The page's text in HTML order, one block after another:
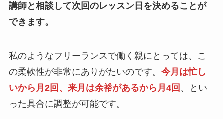
講師と相談して次回のレッスン日を決めることが
できます。
私のようなフリーランスで働く親にとっては、こ
の柔軟性が非常にありがたいのです。 今月は忙し
いから月2回、来月は余裕があるから月4回 、とい
った具合に調整が可能です。